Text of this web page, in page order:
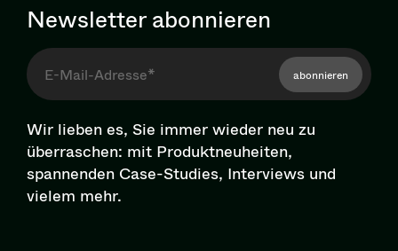
Newsletter abonnieren
abonnieren
Wir lieben es, Sie immer wieder neu zu
überraschen: mit Pro­dukt­neu­hei­ten,
spannenden Case-Studies, Interviews und
vielem mehr.